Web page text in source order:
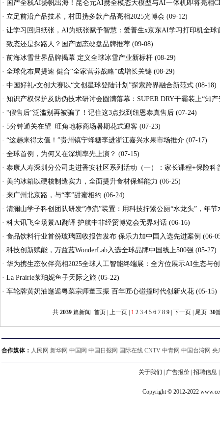
· 国产全栈AI扬帆出海！昆仑元AI携全模态大模型与AI一体机即将亮相
· 立足前沿产品技术，村田携多款产品亮相2025光博会 (09-12)
· 让学习回归纸张，AI为纸张赋予智慧：爱普生x京东AI学习打印机全球
· 致态还是探路人？国产固态硬盘品牌推荐 (09-08)
· 前海冰雪世界品牌揭幕 定义全球冰雪产业新标杆 (08-29)
· 全球化布局提速 健合“全家营养战略”成增长关键 (08-29)
· 中国好礼•文创大赛以“文创星球登陆计划”探索跨界融合新范式 (08-18)
· 知识产权保护及防伪技术研讨会圆满落幕：SUPER DRY干霸装上“知产
· “假售后”泛滥别再被骗了！记住这3点找到纽恩泰真售后 (07-24)
· 5分钟通关在望 旺角地标商场暑期花式迎客 (07-23)
· “这趟来得太值！”贵州镇宁蜂糖李进浙江嘉兴水果市场推介 (07-17)
· 全球首例，为何又在深圳率先上演？ (07-15)
· 泰康人寿深圳分公司走进香安社区系列活动（一）：家长课程+保险科
· 美的冰箱以硬核制造实力，全面提升食材保鲜能力 (06-25)
· 来广州北京路，与“李”甜蜜相约 (06-24)
· 清澜山学子科创团队研发“净流”装置：用科技拧紧公厕“水龙头”，年节
· 科大讯飞全场景AI翻译 护航中非经贸博览会无界对话 (06-16)
· 食品饮料行业首份玻璃回收报告发布 保乐力加中国入选先进案例 (06-
· 科技创新赋能，万益蓝WonderLab入选全球品牌中国线上500强 (05-27)
· 华为携生态伙伴亮相2025全球人工智能终端展：全方位展示AI生态与
· La Prairie莱珀妮鱼子天际之旅 (05-22)
· 车轮牌黄奶油邂逅粤菜宗师董玉振 百年匠心碰撞时代创新火花 (05-15)
共 2039 篇新闻 首页 | 上一页 | 1 2 3 4 5 6 7 8 9 下一页 尾页 30
合作媒体： 人民网 新华网 中国网 中国日报网 国际在线 CNTV 中青网 中国台湾网
关于我们 广告报价 招聘信息
Copyright © 2012-2022